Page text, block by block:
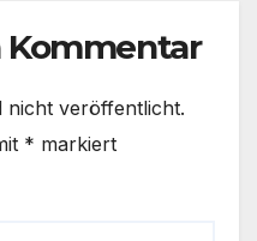
Kommentar
nicht veröffentlicht.
* markiert